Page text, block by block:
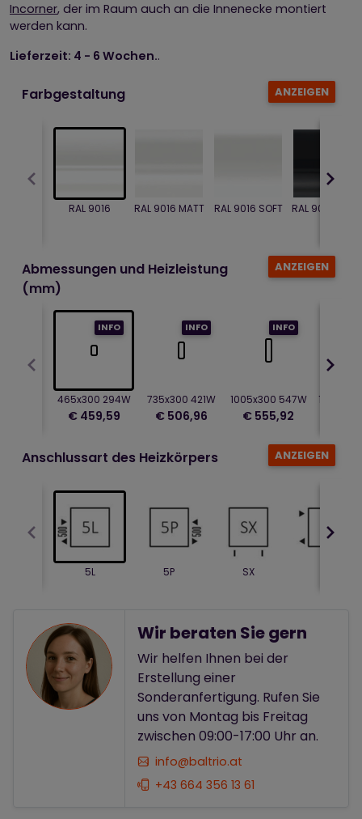
Incorner, der im Raum auch an die Innenecke montiert
werden kann.
Lieferzeit: 4 - 6 Wochen..
ANZEIGEN
Farbgestaltung
RAL 9016 RAL 9016 MATT RAL 9016 SOFT RAL 9005
ANZEIGEN
Abmessungen und Heizleistung
(mm)
INFO
465x300 294W
€ 459,59
INFO
735x300 421W
€ 506,96
INFO
1005x300 547W
€ 555,92
ANZEIGEN
Anschlussart des Heizkörpers
5L 5P SX
Wir beraten Sie gern
Wir helfen Ihnen bei der
Erstellung einer
Sonderanfertigung. Rufen Sie
uns von Montag bis Freitag
zwischen 09:00-17:00 Uhr an.
info@baltrio.at
+43 664 356 13 61